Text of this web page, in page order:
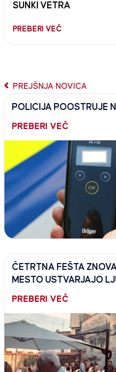
SUNKI VETRA
PREBERI VEČ
PREJŠNJA NOVICA
POLICIJA POOSTRUJE
PREBERI VEČ
ČETRTNA FEŠTA
MESTO USTVARJAJO
PREBERI VEČ